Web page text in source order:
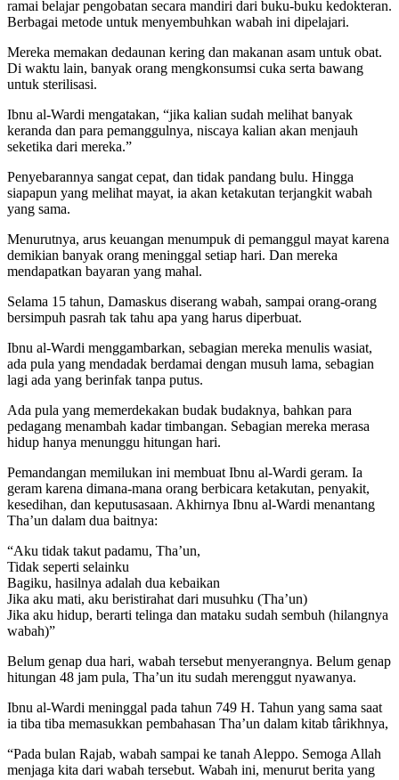
ramai belajar pengobatan secara mandiri dari buku-buku kedokteran.
Berbagai metode untuk menyembuhkan wabah ini dipelajari.
Mereka memakan dedaunan kering dan makanan asam untuk obat.
Di waktu lain, banyak orang mengkonsumsi cuka serta bawang
untuk sterilisasi.
Ibnu al-Wardi mengatakan, “jika kalian sudah melihat banyak
keranda dan para pemanggulnya, niscaya kalian akan menjauh
seketika dari mereka.”
Penyebarannya sangat cepat, dan tidak pandang bulu. Hingga
siapapun yang melihat mayat, ia akan ketakutan terjangkit wabah
yang sama.
Menurutnya, arus keuangan menumpuk di pemanggul mayat karena
demikian banyak orang meninggal setiap hari. Dan mereka
mendapatkan bayaran yang mahal.
Selama 15 tahun, Damaskus diserang wabah, sampai orang-orang
bersimpuh pasrah tak tahu apa yang harus diperbuat.
Ibnu al-Wardi menggambarkan, sebagian mereka menulis wasiat,
ada pula yang mendadak berdamai dengan musuh lama, sebagian
lagi ada yang berinfak tanpa putus.
Ada pula yang memerdekakan budak budaknya, bahkan para
pedagang menambah kadar timbangan. Sebagian mereka merasa
hidup hanya menunggu hitungan hari.
Pemandangan memilukan ini membuat Ibnu al-Wardi geram. Ia
geram karena dimana-mana orang berbicara ketakutan, penyakit,
kesedihan, dan keputusasaan. Akhirnya Ibnu al-Wardi menantang
Tha’un dalam dua baitnya:
“Aku tidak takut padamu, Tha’un,
Tidak seperti selainku
Bagiku, hasilnya adalah dua kebaikan
Jika aku mati, aku beristirahat dari musuhku (Tha’un)
Jika aku hidup, berarti telinga dan mataku sudah sembuh (hilangnya
wabah)”
Belum genap dua hari, wabah tersebut menyerangnya. Belum genap
hitungan 48 jam pula, Tha’un itu sudah merenggut nyawanya.
Ibnu al-Wardi meninggal pada tahun 749 H. Tahun yang sama saat
ia tiba tiba memasukkan pembahasan Tha’un dalam kitab târikhnya,
“Pada bulan Rajab, wabah sampai ke tanah Aleppo. Semoga Allah
menjaga kita dari wabah tersebut. Wabah ini, menurut berita yang